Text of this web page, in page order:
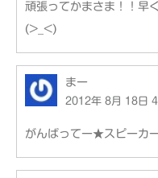
頑張ってかまさま！！早
(>_<)
まー
2012年 8月 18日
がんばってー★スピーカ